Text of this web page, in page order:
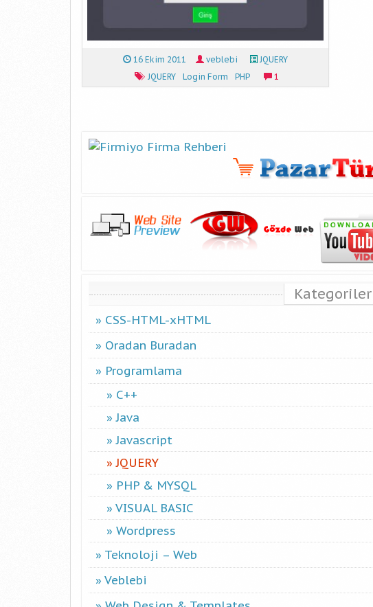
16 Ekim 2011 veblebi
JQUERY
JQUERY
Login Form PHP 1
Kategoriler
CSS-HTML-xHTML
Oradan Buradan
Programlama
C++
Java
Javascript
JQUERY
PHP & MYSQL
VISUAL BASIC
Wordpress
Teknoloji – Web
Veblebi